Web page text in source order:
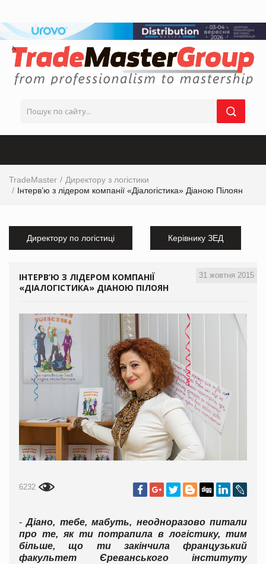
TradeMaster
Директору з логістики
Інтерв’ю з лідером компанії «Діалогістика» Діаною Пілоян
Директору по логістиці Керівнику ЗЕД
31 жовтня 2015
ІНТЕРВ’Ю З ЛІДЕРОМ КОМПАНІЇ
«ДІАЛОГІСТИКА» ДІАНОЮ ПІЛОЯН
6232
-Діано, тебе, мабуть, неодноразово питали
про те, як ти потрапила в логістику, тим
більше, що ти закінчила французький
факультет Єреванського інституту